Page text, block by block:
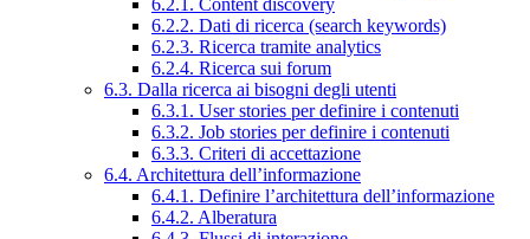
6.2.2. Dati di ricerca (search keywords)
6.2.3. Ricerca tramite analytics
6.2.4. Ricerca sui forum
6.3. Dalla ricerca ai bisogni degli utenti
6.3.1. User stories per definire i contenuti
6.3.2. Job stories per definire i contenuti
6.3.3. Criteri di accettazione
6.4. Architettura dell’informazione
6.4.1. Definire l’architettura dell’informazione
6.4.2. Alberatura